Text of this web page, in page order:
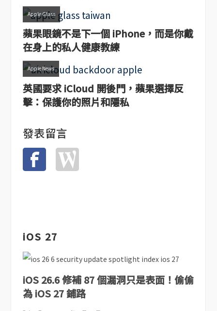
Apple Glass
蘋果眼鏡不是下一個 iPhone，而是你戴
在身上的私人健康教練
Apple News
英國要求 iCloud 開後門，蘋果選擇反
擊：保護你的照片和隱私
發表留言
iOS 27
iOS 26.6 修補 87 個漏洞只是表面！偷偷
為 iOS 27 鋪路